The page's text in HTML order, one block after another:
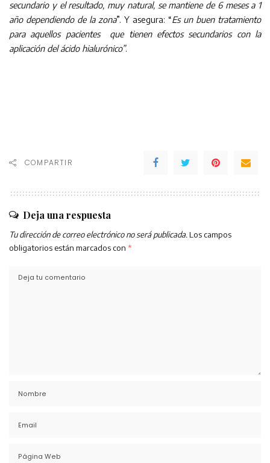
secundario y el resultado, muy natural, se mantiene de 6 meses a 1
año dependiendo de la zona”. Y asegura: “Es un buen tratamiento
para aquellos pacientes que tienen efectos secundarios con la
aplicación del ácido hialurónico”.
COMPARTIR
Deja una respuesta
Tu dirección de correo electrónico no será publicada. Los campos
obligatorios están marcados con *